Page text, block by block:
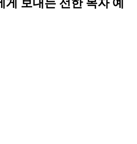
보내는 선한 목자 예